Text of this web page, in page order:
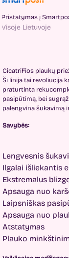
Pristatymas į
Visoje Lietuvoje
CicatriFios plaukų
Ši linija tai revoliucija
praturtinta
pasipūtimą, bei
palengvina šukavimą
Savybės:
Lengvesnis
Ilgalai išliekantis
Ekstremalus
Apsauga nuo
Laipsniškas
Apsauga nuo
Atstatymas
Plauko